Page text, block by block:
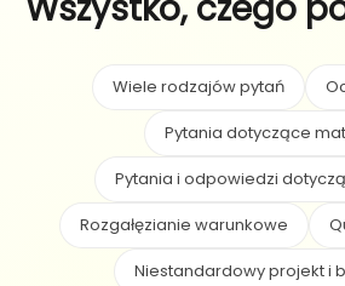
Wiele rodzajów pytań
Pytania dotyczące
Pytania i odpowiedzi
Rozgałęzianie warunkowe
Niestandardowy projekt i